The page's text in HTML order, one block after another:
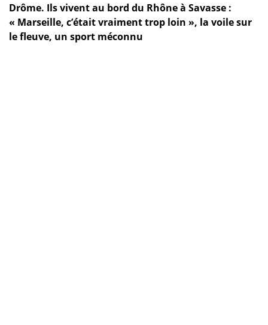
Drôme. Ils vivent au bord du Rhône à Savasse :
« Marseille, c’était vraiment trop loin », la voile sur
le fleuve, un sport méconnu